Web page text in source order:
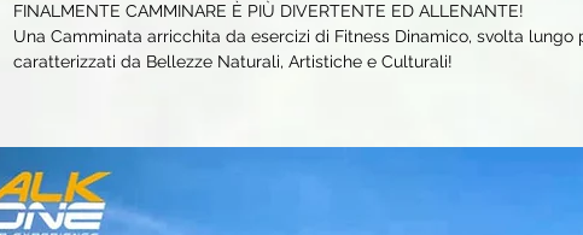
FINALMENTE CAMMINARE È PIÙ DIVERTENTE ED ALLENANTE!
Una Camminata arricchita da esercizi di Fitness Dinamico, svolta lungo
caratterizzati da Bellezze Naturali, Artistiche e Culturali!